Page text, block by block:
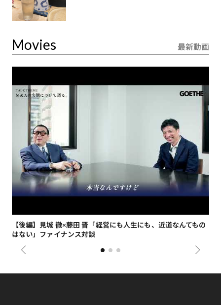
Movies 最新動画
【後編】見城 徹×藤田 晋「経営にも人生にも、近道なんてもの
はない」ファイナンス対談